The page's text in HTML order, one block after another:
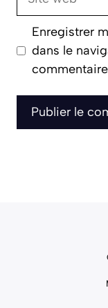
Enregistrer
dans le